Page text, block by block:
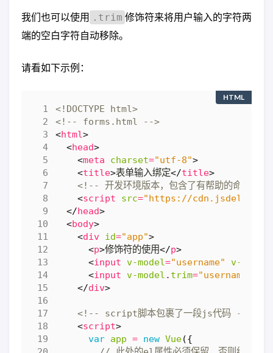
我们也可以使用 .trim 修饰符来将用户输入的字符两
端的空白字符自动移除。
请看如下示例：
<!DOCTYPE html>
<!-- forms.html -->
<html>
<head>
<meta charset="utf-8">
<title>表单输入绑定</title>
<!-- 开发环境版本，包含了有帮助的命令行
<script src="https://
</head>
<body>
<div id="app">
<p>修饰符的使用</p>
<input v-model="username"
v-
<input v-model . trim="username"
</div>
<!-- script脚本包裹了一段js代码 -->
<script>
var app = new Vue({
HTML